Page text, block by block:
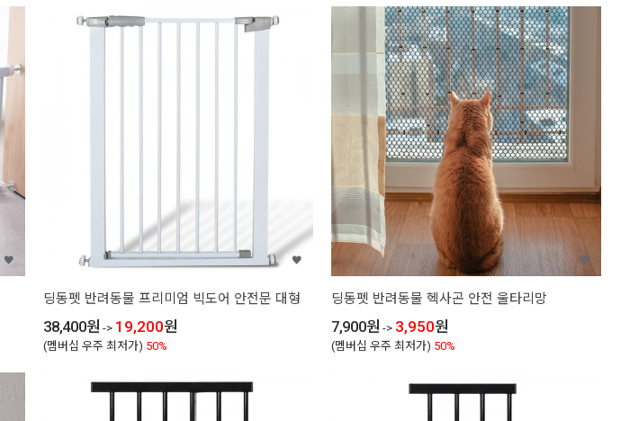
딩동펫 반려동물 프리미엄 빅도어 안전문 대형
38,400원 -> 19,200원
(멤버십 우주 최저가) 50%
딩동펫 반려동물 헥사곤 안전 울타리망
7,900원 -> 3,950원
(멤버십 우주 최저가) 50%